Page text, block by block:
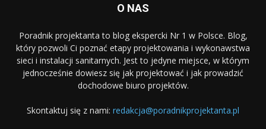
O NAS
Poradnik projektanta to blog ekspercki Nr 1 w Polsce. Blog,
który pozwoli Ci poznać etapy projektowania i wykonawstwa
sieci i instalacji sanitarnych. Jest to jedyne miejsce, w którym
jednocześnie dowiesz się jak projektować i jak prowadzić
dochodowe biuro projektów.
Skontaktuj się z nami: redakcja@poradnikprojektanta.pl